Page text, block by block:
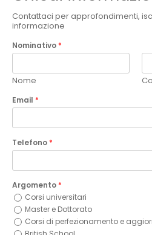
Contattaci per approfondimenti,
informazione
Nominativo *
Nome
Email *
Telefono *
Argomento *
Corsi universitari
Master e Dottorato
Corsi di perfezionamento e